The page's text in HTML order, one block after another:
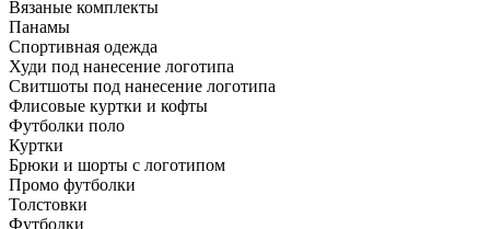
Вязаные комплекты
Панамы
Спортивная одежда
Худи под нанесение логотипа
Свитшоты под нанесение логотипа
Флисовые куртки и кофты
Футболки поло
Куртки
Брюки и шорты с логотипом
Промо футболки
Толстовки
Футболки